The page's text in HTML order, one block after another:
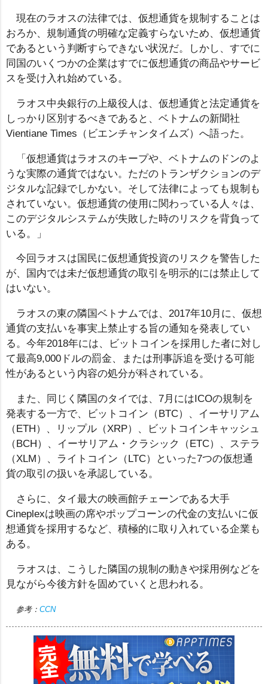
現在のラオスの法律では、仮想通貨を規制することは
おろか、規制通貨の明確な定義すらないため、仮想通貨
であるという判断すらできない状況だ。しかし、すでに
同国のいくつかの企業はすでに仮想通貨の商品やサービ
スを受け入れ始めている。
ラオス中央銀行の上級役人は、仮想通貨と法定通貨を
しっかり区別するべきであると、ベトナムの新聞社
Vientiane Times（ビエンチャンタイムズ）へ語った。
「仮想通貨はラオスのキープや、ベトナムのドンのよ
うな実際の通貨ではない。ただのトランザクションのデ
ジタルな記録でしかない。そして法律によっても規制も
されていない。仮想通貨の使用に関わっている人々は、
このデジタルシステムが失敗した時のリスクを背負って
いる。」
今回ラオスは国民に仮想通貨投資のリスクを警告した
が、国内では未だ仮想通貨の取引を明示的には禁止して
はいない。
ラオスの東の隣国ベトナムでは、2017年10月に、仮想
通貨の支払いを事実上禁止する旨の通知を発表してい
る。今年2018年には、ビットコインを採用した者に対し
て最高9,000ドルの罰金、または刑事訴追を受ける可能
性があるという内容の処分が科されている。
また、同じく隣国のタイでは、7月にはICOの規制を
発表する一方で、ビットコイン（BTC）、イーサリアム
（ETH）、リップル（XRP）、ビットコインキャッシュ
（BCH）、イーサリアム・クラシック（ETC）、ステラ
（XLM）、ライトコイン（LTC）といった7つの仮想通
貨の取引の扱いを承認している。
さらに、タイ最大の映画館チェーンである大手
Cineplexは映画の席やポップコーンの代金の支払いに仮
想通貨を採用するなど、積極的に取り入れている企業も
ある。
ラオスは、こうした隣国の規制の動きや採用例などを
見ながら今後方針を固めていくと思われる。
参考： CCN